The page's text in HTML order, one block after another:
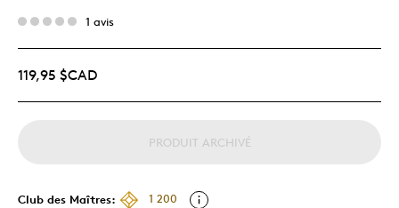
1 avis
119,95 $CAD
PRODUIT ARCHIVÉ
Club des Maîtres:
1 200